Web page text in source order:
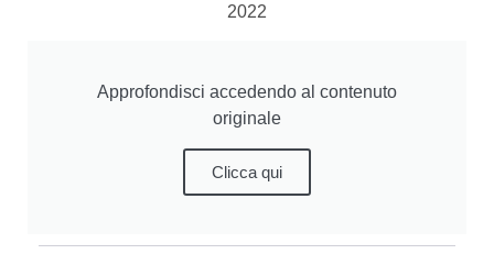
2022
Approfondisci accedendo al contenuto
originale
Clicca qui